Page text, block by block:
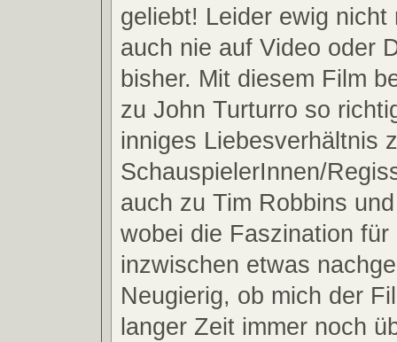
geliebt! Leider ewig nicht
auch nie auf Video oder
bisher. Mit diesem Film
zu John Turturro so
inniges Liebesverhältnis
SchauspielerInnen/
auch zu Tim Robbins
wobei die Faszination
inzwischen etwas
Neugierig, ob mich der
langer Zeit immer noch